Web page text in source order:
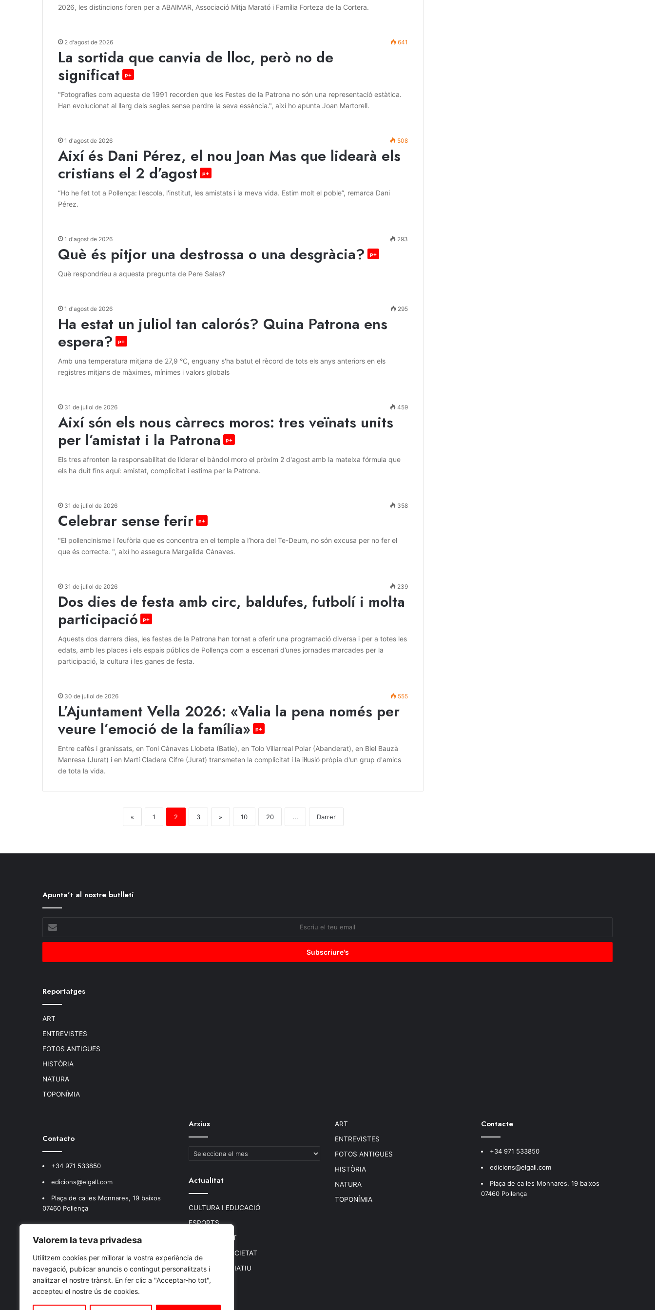
Valorem la teva privadesa
Utilitzem cookies per millorar la vostra experiència de
navegació, publicar anuncis o contingut personalitzats i
analitzar el nostre trànsit. En fer clic a "Acceptar-ho tot",
accepteu el nostre ús de cookies.
2026, les distincions foren per a ABAIMAR, Associació Mitja Marató i Família Forteza de la Cortera.
2 d'agost de 2026 641
La sortida que canvia de lloc, però no de
significat
p+
"Fotografies com aquesta de 1991 recorden que les Festes de la Patrona no són una representació estàtica.
Han evolucionat al llarg dels segles sense perdre la seva essència.", així ho apunta Joan Martorell.
1 d'agost de 2026 508
Així és Dani Pérez, el nou Joan Mas que lidearà els
cristians el 2 d’agost
p+
“Ho he fet tot a Pollença: l'escola, l'institut, les amistats i la meva vida. Estim molt el poble”, remarca Dani
Pérez.
1 d'agost de 2026 293
Què és pitjor una destrossa o una desgràcia? p+
Què respondríeu a aquesta pregunta de Pere Salas?
1 d'agost de 2026 295
Ha estat un juliol tan calorós? Quina Patrona ens
espera?
p+
Amb una temperatura mitjana de 27,9 °C, enguany s'ha batut el rècord de tots els anys anteriors en els
registres mitjans de màximes, mínimes i valors globals
31 de juliol de 2026 459
Així són els nous càrrecs moros: tres veïnats units
per l’amistat i la Patrona
p+
Els tres afronten la responsabilitat de liderar el bàndol moro el pròxim 2 d'agost amb la mateixa fórmula que
els ha duit fins aquí: amistat, complicitat i estima per la Patrona.
31 de juliol de 2026 358
Celebrar sense ferir p+
"El pollencinisme i l’eufòria que es concentra en el temple a l’hora del Te-Deum, no són excusa per no fer el
que és correcte. ", així ho assegura Margalida Cànaves.
31 de juliol de 2026 239
Dos dies de festa amb circ, baldufes, futbolí i molta
participació
p+
Aquests dos darrers dies, les festes de la Patrona han tornat a oferir una programació diversa i per a totes les
edats, amb les places i els espais públics de Pollença com a escenari d’unes jornades marcades per la
participació, la cultura i les ganes de festa.
30 de juliol de 2026 555
L’Ajuntament Vella 2026: «Valia la pena només per
veure l’emoció de la família»
p+
Entre cafès i granissats, en Toni Cànaves Llobeta (Batle), en Tolo Villarreal Polar (Abanderat), en Biel Bauzà
Manresa (Jurat) i en Martí Cladera Cifre (Jurat) transmeten la complicitat i la il·lusió pròpia d'un grup d'amics
de tota la vida.
« 1 2 3 » 10 20 ... Darrer
Apunta’t al nostre butlletí
teu
Reportatges
ART
ENTREVISTES
FOTOS ANTIGUES
HISTÒRIA
NATURA
TOPONÍMIA
Contacto
+34 971 533850
edicions@elgall.com
Plaça de ca les Monnares, 19 baixos
07460 Pollença
Arxius
Arxius
Actualitat
CULTURA I EDUCACIÓ
ESPORTS
MEDI AMBIENT
POLÍTICA I SOCIETAT
TEIXIT ASSOCIATIU
SUCCESSOS
ART
ENTREVISTES
FOTOS ANTIGUES
HISTÒRIA
NATURA
TOPONÍMIA
Contacte
+34 971 533850
edicions@elgall.com
Plaça de ca les Monnares, 19 baixos
07460 Pollença